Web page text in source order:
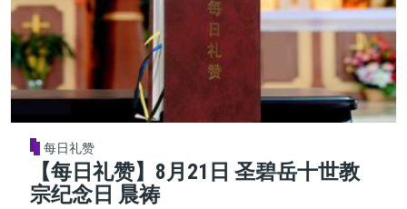
每日礼赞
【每日礼赞】8月21日 圣碧岳十世教
宗纪念日 晨祷